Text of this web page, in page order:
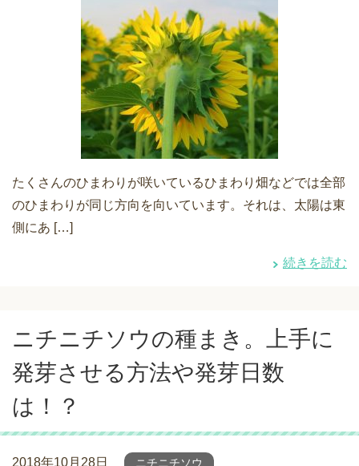
たくさんのひまわりが咲いているひまわり畑などでは全部
のひまわりが同じ方向を向いています。それは、太陽は東
側にあ […]
続きを読む
ニチニチソウの種まき。上手に
発芽させる方法や発芽日数
は！？
2018年10月28日 ニチニチソウ